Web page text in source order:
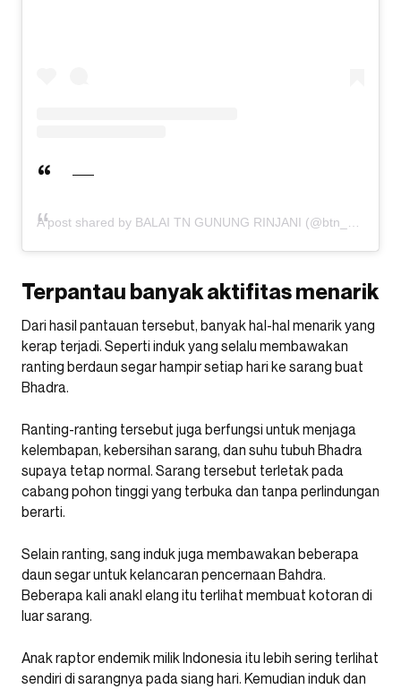
A post shared by BALAI TN GUNUNG RINJANI (@btn_gn_rinjani)
Terpantau banyak aktifitas menarik
Dari hasil pantauan tersebut, banyak hal-hal menarik yang
kerap terjadi. Seperti induk yang selalu membawakan
ranting berdaun segar hampir setiap hari ke sarang buat
Bhadra.
Ranting-ranting tersebut juga berfungsi untuk menjaga
kelembapan, kebersihan sarang, dan suhu tubuh Bhadra
supaya tetap normal. Sarang tersebut terletak pada
cabang pohon tinggi yang terbuka dan tanpa perlindungan
berarti.
Selain ranting, sang induk juga membawakan beberapa
daun segar untuk kelancaran pencernaan Bahdra.
Beberapa kali anakl elang itu terlihat membuat kotoran di
luar sarang.
Anak raptor endemik milik Indonesia itu lebih sering terlihat
sendiri di sarangnya pada siang hari. Kemudian induk dan